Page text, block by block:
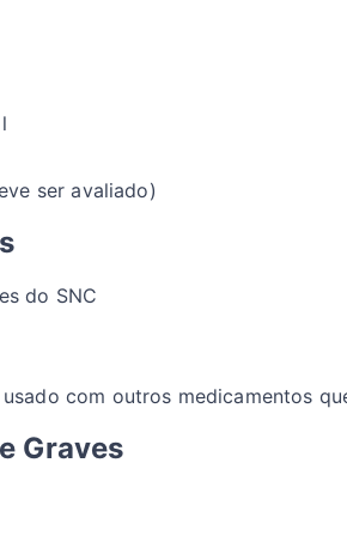
ser avaliado)
do SNC
com outros medicamentos
Graves